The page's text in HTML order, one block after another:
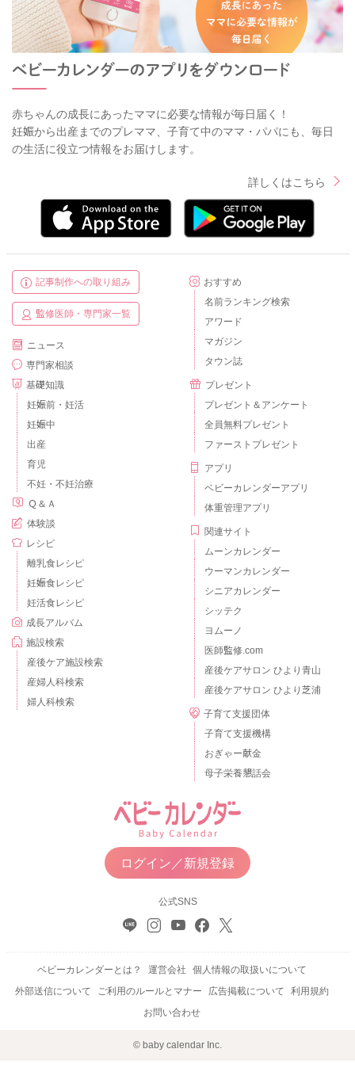
赤ちゃんの成長にあったママに必要な情報が毎日届く！
妊娠から出産までのプレママ、子育て中のママ・パパにも、毎日
の生活に役立つ情報をお届けします。
詳しくはこちら
記事制作への取り組み
監修医師・専門家一覧
ニュース
専門家相談
基礎知識
妊娠前・妊活
妊娠中
出産
育児
不妊・不妊治療
Ｑ＆Ａ
体験談
レシピ
離乳食レシピ
妊娠食レシピ
妊活食レシピ
成長アルバム
施設検索
産後ケア施設検索
産婦人科検索
婦人科検索
おすすめ
名前ランキング検索
アワード
マガジン
タウン誌
プレゼント
プレゼント＆アンケート
全員無料プレゼント
ファーストプレゼント
アプリ
ベビーカレンダーアプリ
体重管理アプリ
関連サイト
ムーンカレンダー
ウーマンカレンダー
シニアカレンダー
シッテク
ヨムーノ
医師監修.com
産後ケアサロン ひより青山
産後ケアサロン ひより芝浦
子育て支援団体
子育て支援機構
おぎゃー献金
母子栄養懇話会
ログイン／新規登録
公式SNS
ベビーカレンダーとは？ 運営会社
個人情報の取扱いについて
外部送信について
ご利用のルールとマナー 広告掲載について
利用規約
お問い合わせ
© baby calendar Inc.